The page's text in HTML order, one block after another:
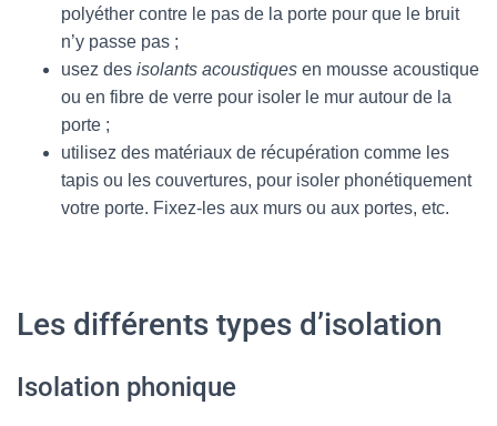
polyéther contre le pas de la porte pour que le bruit
n’y passe pas ;
usez des isolants acoustiques en mousse acoustique
ou en fibre de verre pour isoler le mur autour de la
porte ;
utilisez des matériaux de récupération comme les
tapis ou les couvertures, pour isoler phonétiquement
votre porte. Fixez-les aux murs ou aux portes, etc.
Les différents types d’isolation
Isolation phonique